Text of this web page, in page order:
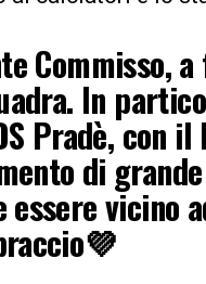
Commisso,
In
Pradè, con il
di
vicino